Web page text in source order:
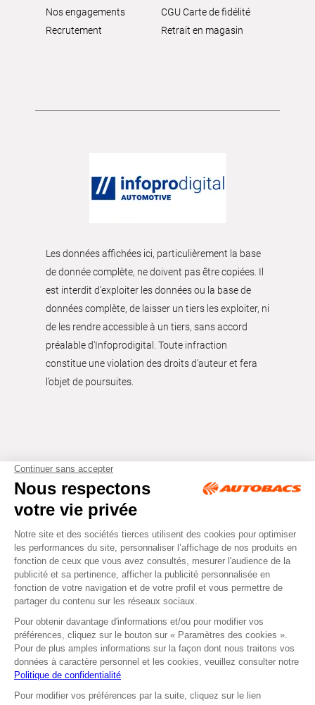
Nos engagements
Recrutement
CGU Carte de fidélité
Retrait en magasin
Les données affichées ici, particulièrement la base
de donnée complète, ne doivent pas être copiées. Il
est interdit d’exploiter les données ou la base de
données complète, de laisser un tiers les exploiter, ni
de les rendre accessible à un tiers, sans accord
préalable d'Infoprodigital. Toute infraction
constitue une violation des droits d’auteur et fera
l’objet de poursuites.
Tous droits réservés © Autobacs
Mentions légales RGPD
Cookies CGV
Facebook Instagram